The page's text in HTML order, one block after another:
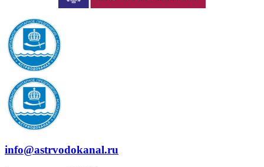
info@astrvodokanal.ru